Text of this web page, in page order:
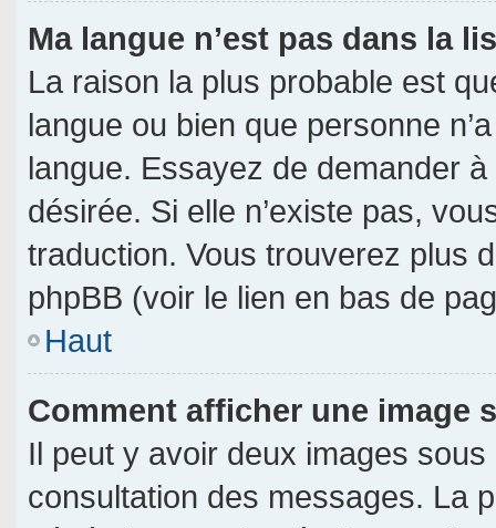
Ma langue n’est pas dans la
La raison la plus probable est
langue ou bien que personne
langue. Essayez de demander à
désirée. Si elle n’existe pas,
traduction. Vous trouverez plus
phpBB (voir le lien en bas de
Haut
Comment afficher une image
Il peut y avoir deux images
consultation des messages. La